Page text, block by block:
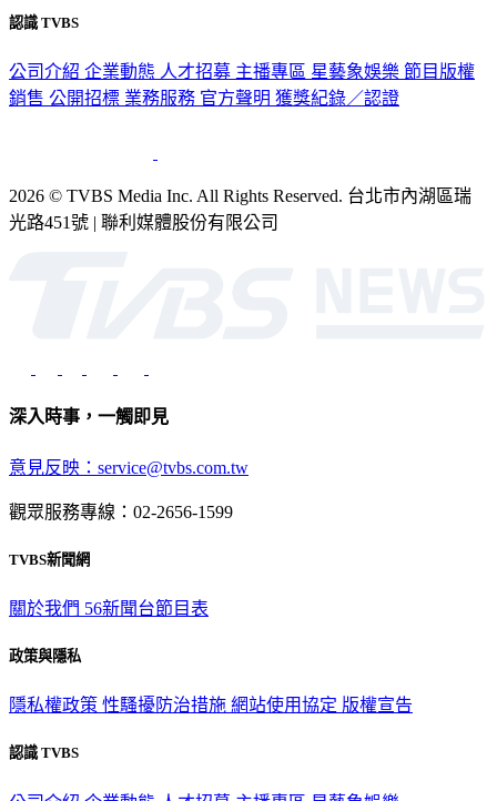
認識 TVBS
公司介紹 企業動態 人才招募 主播專區 星藝象娛樂 節目版權
銷售 公開招標 業務服務 官方聲明 獲獎紀錄／認證
2026 © TVBS Media Inc. All Rights Reserved. 台北市內湖區瑞
光路451號 | 聯利媒體股份有限公司
深入時事，一觸即見
意見反映：service@tvbs.com.tw
觀眾服務專線：02-2656-1599
TVBS新聞網
關於我們 56新聞台節目表
政策與隱私
隱私權政策 性騷擾防治措施 網站使用協定 版權宣告
認識 TVBS